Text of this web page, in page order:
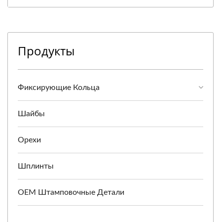
Продукты
Фиксирующие Кольца
Шайбы
Орехи
Шплинты
ОЕМ Штамповочные Детали